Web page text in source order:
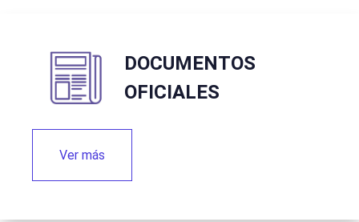
DOCUMENTOS
OFICIALES
Ver más